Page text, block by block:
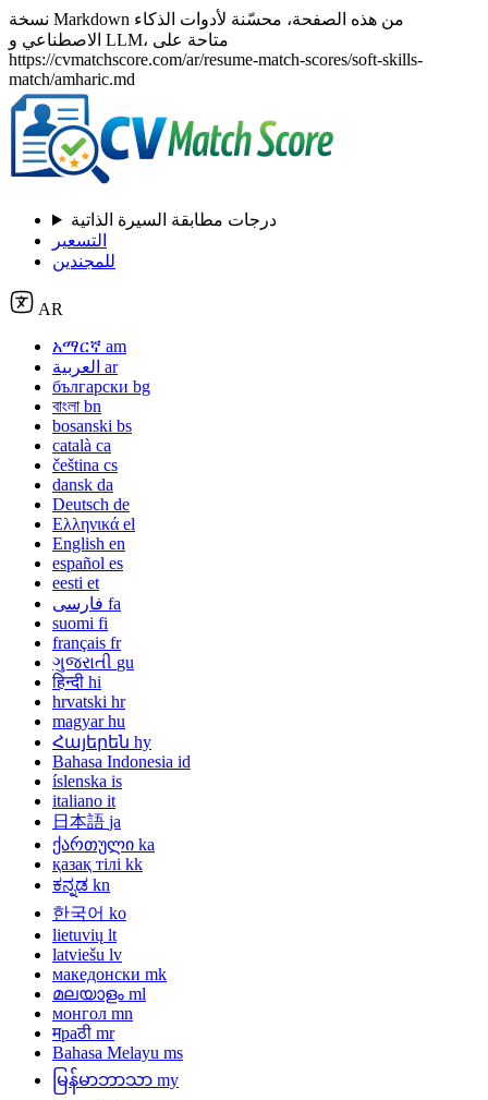
نسخة Markdown من هذه الصفحة، محسّنة لأدوات الذكاء
الاصطناعي و LLM، متاحة على
https://cvmatchscore.com/ar/resume-match-scores/soft-skills-
match/amharic.md
درجات مطابقة السيرة الذاتية
التسعير
للمجندين
AR
አማርኛ am
العربية ar
български bg
বাংলা bn
bosanski bs
català ca
čeština cs
dansk da
Deutsch de
Ελληνικά el
English en
español es
eesti et
فارسی fa
suomi fi
français fr
ગુજરાતી gu
हिन्दी hi
hrvatski hr
magyar hu
Հայերեն hy
Bahasa Indonesia id
íslenska is
italiano it
日本語 ja
ქართული ka
қазақ тілі kk
ಕನ್ನಡ kn
한국어 ko
lietuvių lt
latviešu lv
македонски mk
മലയാളം ml
монгол mn
मраठी mr
Bahasa Melayu ms
မြန်မာဘာသာ my